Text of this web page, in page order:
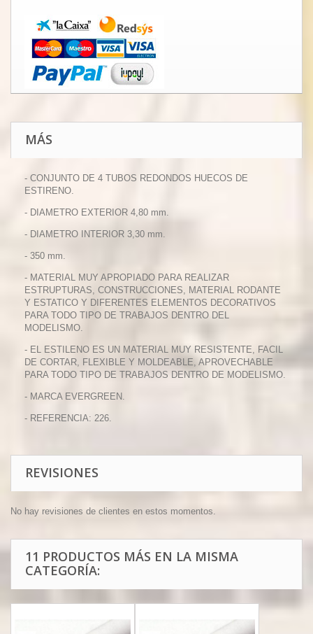
MÁS
- CONJUNTO DE 4 TUBOS REDONDOS HUECOS DE
ESTIRENO.
- DIAMETRO EXTERIOR 4,80 mm.
- DIAMETRO INTERIOR 3,30 mm.
- 350 mm.
- MATERIAL MUY APROPIADO PARA REALIZAR
ESTRUPTURAS, CONSTRUCCIONES, MATERIAL RODANTE
Y ESTATICO Y DIFERENTES ELEMENTOS DECORATIVOS
PARA TODO TIPO DE TRABAJOS DENTRO DEL
MODELISMO.
- EL ESTILENO ES UN MATERIAL MUY RESISTENTE, FACIL
DE CORTAR, FLEXIBLE Y MOLDEABLE, APROVECHABLE
PARA TODO TIPO DE TRABAJOS DENTRO DE MODELISMO.
- MARCA EVERGREEN.
- REFERENCIA: 226.
REVISIONES
No hay revisiones de clientes en estos momentos.
11 PRODUCTOS MÁS EN LA MISMA
CATEGORÍA: